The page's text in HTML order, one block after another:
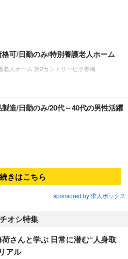
格可/日勤のみ/特別養護老人ホーム
老人ホーム 第2カントリービラ青梅
造/日勤のみ/20代～40代の男性活躍
続きはこちら
sponsored by 求人ボックス
オシ特集
荷さんと学ぶ 日常に潜む“人身取
アル